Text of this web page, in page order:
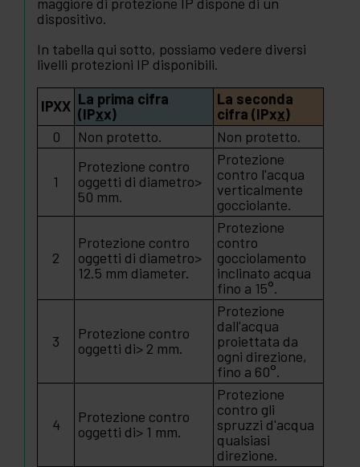
dispositivo.
In tabella qui sotto, possiamo vedere diversi
livelli protezioni IP disponibili.
IPXX La prima cifra
(IPxx)
La seconda
cifra (IPxx)
0
Non protetto. Non protetto.
1
Protezione contro
oggetti di diametro>
50 mm.
Protezione
contro l'acqua
verticalmente
gocciolante.
2
Protezione contro
oggetti di diametro>
12.5 mm diameter.
Protezione
contro
gocciolamento
inclinato acqua
fino a 15°.
3
Protezione contro
oggetti di> 2 mm.
Protezione
dall'acqua
proiettata da
ogni direzione,
fino a 60°.
4
Protezione contro
oggetti di> 1 mm.
Protezione
contro gli
spruzzi d'acqua
qualsiasi
direzione.